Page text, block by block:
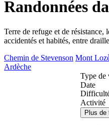
Randonnées
Terre de refuge et de résistance,
accidentés et habités, entre
Chemin de Stevenson Mont
Ardèche
Type de
Date
Activité
Plus de